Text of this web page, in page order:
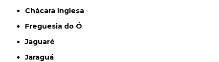
Chácara Inglesa
Freguesia do Ó
Jaguaré
Jaraguá